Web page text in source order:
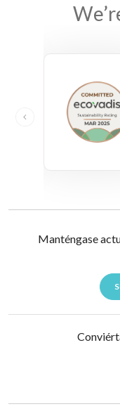
Manténgase